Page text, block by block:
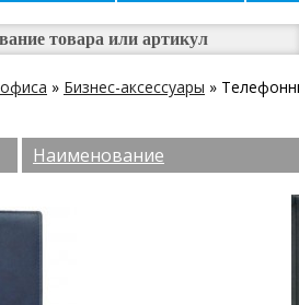
» Бизнес-аксессуары »
Наименование